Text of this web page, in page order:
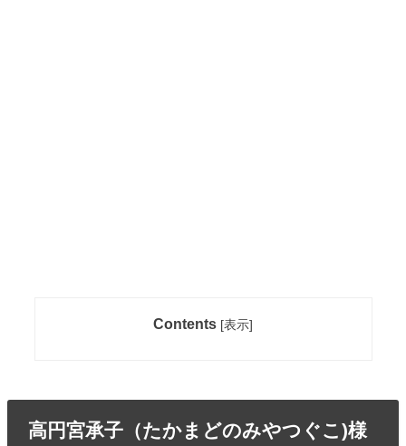
Contents [表示]
高円宮承子（たかまどのみやつぐこ)様